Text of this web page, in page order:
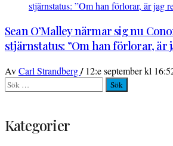
Sean O’Malley närmar sig nu
stjärnstatus: ”Om han förlorar, är
AvCarl Strandberg/ 12:e september kl
Sök
efter:
Kategorier